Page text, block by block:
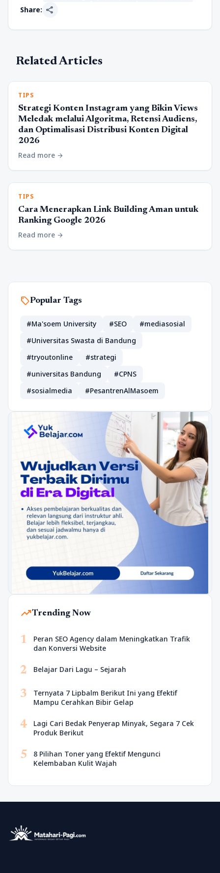
Share: share
Related Articles
TIPS
Strategi Konten Instagram yang Bikin Views
Meledak melalui Algoritma, Retensi Audiens,
dan Optimalisasi Distribusi Konten Digital
2026
Read more arrow_forward
TIPS
Cara Menerapkan Link Building Aman untuk
Ranking Google 2026
Read more arrow_forward
sellPopular Tags
#Ma'soem University #SEO
#mediasosial
#Universitas Swasta di Bandung
#tryoutonline
#strategi
#universitas Bandung
#CPNS
#sosialmedia
#PesantrenAlMasoem
trending_upTrending Now
1
Peran SEO Agency dalam Meningkatkan Trafik
dan Konversi Website
2 Belajar Dari Lagu – Sejarah
3
Ternyata 7 Lipbalm Berikut Ini yang Efektif
Mampu Cerahkan Bibir Gelap
4
Lagi Cari Bedak Penyerap Minyak, Segara 7 Cek
Produk Berikut
5
8 Pilihan Toner yang Efektif Mengunci
Kelembaban Kulit Wajah